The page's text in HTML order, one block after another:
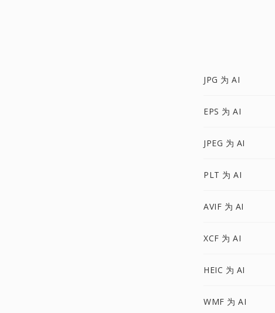
JPG 为 AI
EPS 为 AI
JPEG 为 AI
PLT 为 AI
AVIF 为 AI
XCF 为 AI
HEIC 为 AI
WMF 为 AI